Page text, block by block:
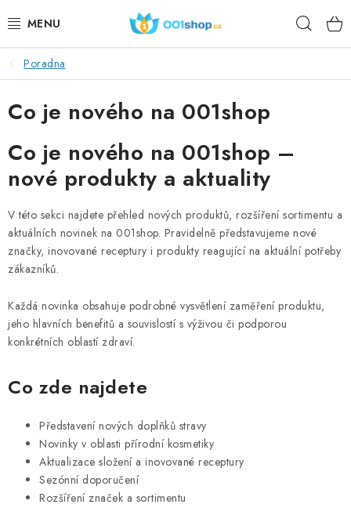
na
DOPLŇKY STRAVY
KOSMETIKA
SPORT
POTRAVINY
TÉMATA
AKCE
DÁRKY
ZNAČKY
Jak nakupovat
Obchodní podmínky
Podmínky ochrany osobních údajů
Kontakty
Natural Health Store
Slovník pojmů
Poradna
Co je nového na 001shop
Co je nového na 001shop –
nové produkty a aktuality
V této sekci najdete přehled nových produktů, rozšíření sortimentu a
aktuálních novinek na 001shop. Pravidelně představujeme nové
značky, inovované receptury i produkty reagující na aktuální potřeby
zákazníků.
Každá novinka obsahuje podrobné vysvětlení zaměření produktu,
jeho hlavních benefitů a souvislostí s výživou či podporou
konkrétních oblastí zdraví.
Co zde najdete
Představení nových doplňků stravy
Novinky v oblasti přírodní kosmetiky
Aktualizace složení a inovované receptury
Sezónní doporučení
Rozšíření značek a sortimentu